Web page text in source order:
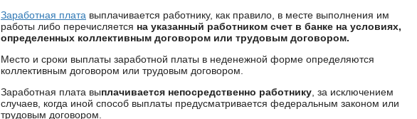
Заработная плата выплачивается работнику, как правило, в месте выполнения им
работы либо перечисляется на указанный работником счет в банке на условиях,
определенных коллективным договором или трудовым договором.
Место и сроки выплаты заработной платы в неденежной форме определяются
коллективным договором или трудовым договором.
Заработная плата выплачивается непосредственно работнику , за исключением
случаев, когда иной способ выплаты предусматривается федеральным законом или
трудовым договором.